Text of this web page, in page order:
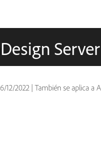
12/2022 | También se aplica a